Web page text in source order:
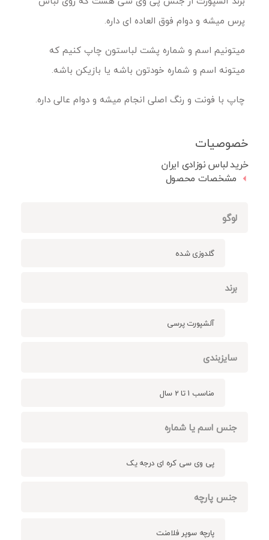
پرس میشه و دوام فوق العاده ای داره.
میتونیم اسم و شماره پشت لباستون چاپ کنیم که
میتونه اسم و شماره خودتون باشه یا بازیکن باشه.
چاپ با فونت و رنگ اصلی انجام میشه و دوام عالی داره.
خصوصیات
خرید لباس نوزادی ایران
مشخصات محصول
لوگو
گلدوزی شده
برند
آلشپورت پرسی
سایزبندی
مناسب 1 تا 2 سال
جنس اسم یا شماره
پی وی سی کره ای درجه یک
جنس پارچه
پارچه سوپر فلامنت